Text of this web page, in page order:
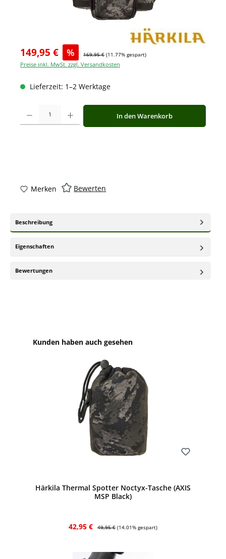
149,95 € % 169,95 € (11.77% gespart)
Preise inkl. MwSt. zzgl. Versandkosten
Lieferzeit: 1–2 Werktage
Produkt Anzahl: Gib den gewünschten Wert ein oder benutze die
In den Warenkorb
Merken Bewerten
Beschreibung
Eigenschaften
Bewertungen
Produktgalerie überspringen
Kunden haben auch gesehen
Härkila Thermal Spotter Noctyx-Tasche (AXIS
MSP Black)
Verkaufspreis:
42,95 € Regulärer Preis:
49,95 € (14.01% gespart)